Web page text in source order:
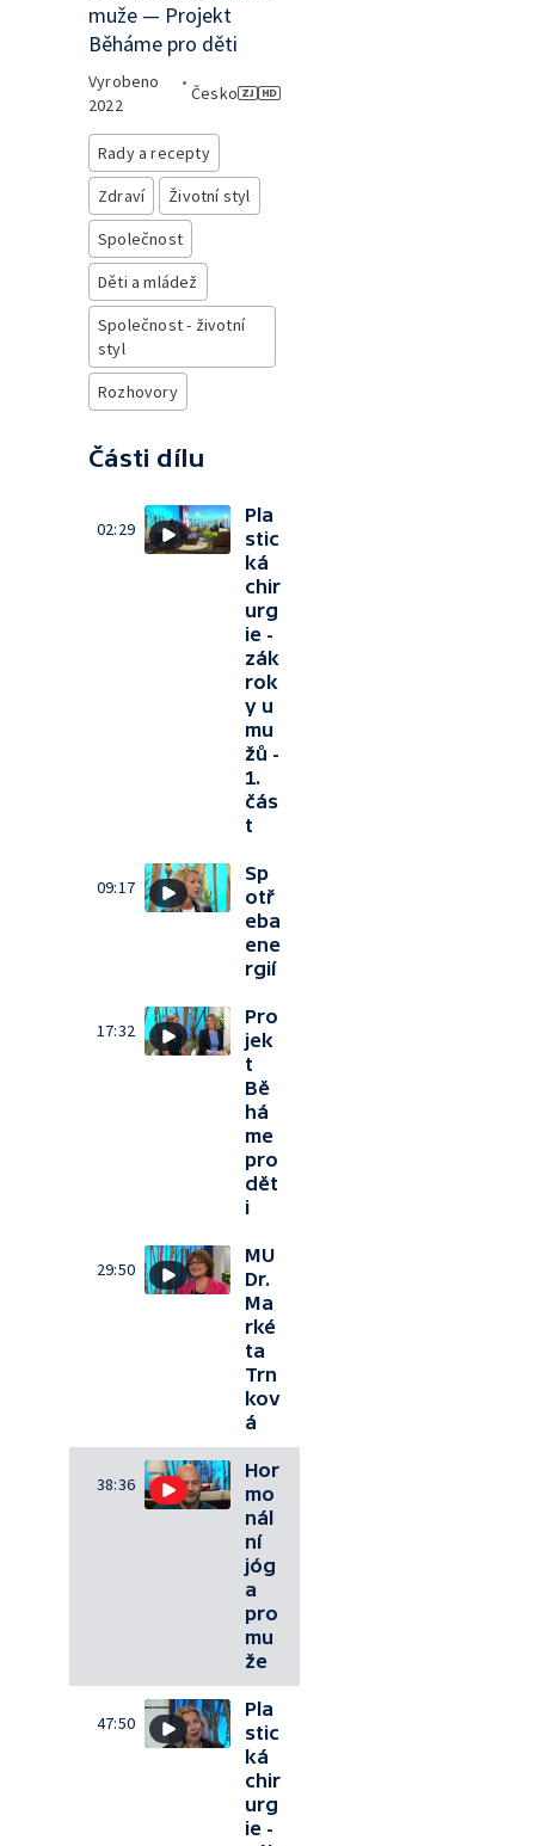
muže — Projekt
Běháme pro děti
Vyrobeno
2022
•
Česko
Rady a recepty
Zdraví
Životní styl
Společnost
Děti a mládež
Společnost - životní
styl
Rozhovory
Části dílu
02:29
Pla
stic
ká
chir
urg
ie -
zák
rok
y u
mu
žů -
1.
čás
t
09:17
Sp
otř
eba
ene
rgií
17:32
Pro
jek
t
Bě
há
me
pro
dět
i
29:50
MU
Dr.
Ma
rké
ta
Trn
kov
á
38:36
Hor
mo
nál
ní
jóg
a
pro
mu
že
47:50
Pla
stic
ká
chir
urg
ie -